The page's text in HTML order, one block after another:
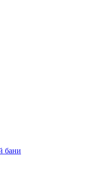
бани